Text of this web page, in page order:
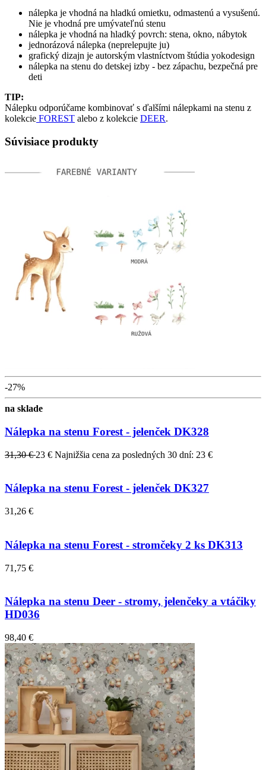
nálepka je vhodná na hladkú omietku, odmastenú a vysušenú.
Nie je vhodná pre umývateľnú stenu
nálepka je vhodná na hladký povrch: stena, okno, nábytok
jednorázová nálepka (neprelepujte ju)
grafický dizajn je autorským vlastníctvom štúdia yokodesign
nálepka na stenu do detskej izby - bez zápachu, bezpečná pre
deti
TIP:
Nálepku odporúčame kombinovať s ďalšími nálepkami na stenu z
kolekcie FOREST alebo z kolekcie DEER.
Súvisiace produkty
-27%
na sklade
Nálepka na stenu Forest - jelenček DK328
31,30 €23 € Najnižšia cena za posledných 30 dní: 23 €
Nálepka na stenu Forest - jelenček DK327
31,26 €
Nálepka na stenu Forest - stromčeky 2 ks DK313
71,75 €
Nálepka na stenu Deer - stromy, jelenčeky a vtáčiky
HD036
98,40 €